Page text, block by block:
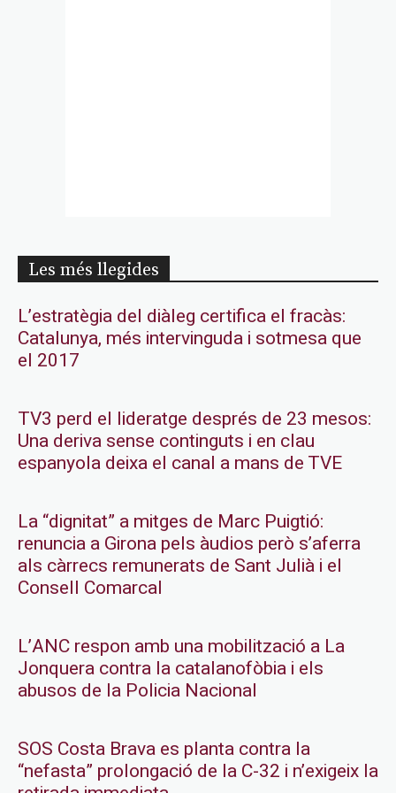
Les més llegides
L’estratègia del diàleg certifica el fracàs:
Catalunya, més intervinguda i sotmesa que
el 2017
TV3 perd el lideratge després de 23 mesos:
Una deriva sense continguts i en clau
espanyola deixa el canal a mans de TVE
La “dignitat” a mitges de Marc Puigtió:
renuncia a Girona pels àudios però s’aferra
als càrrecs remunerats de Sant Julià i el
Consell Comarcal
L’ANC respon amb una mobilització a La
Jonquera contra la catalanofòbia i els
abusos de la Policia Nacional
SOS Costa Brava es planta contra la
“nefasta” prolongació de la C-32 i n’exigeix la